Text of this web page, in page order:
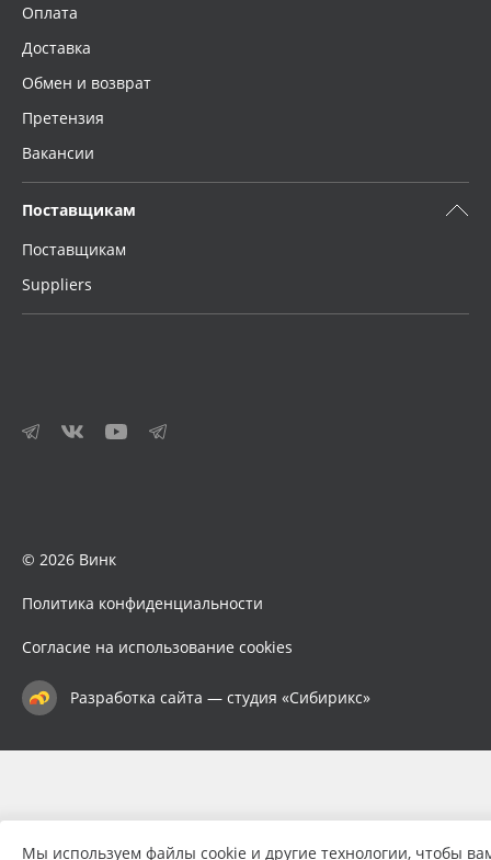
Оплата
Доставка
Обмен и возврат
Претензия
Вакансии
Поставщикам
Поставщикам
Suppliers
© 2026 Винк
Политика конфиденциальности
Согласие на использование cookies
Разработка сайта — студия «Сибирикс»
Мы используем файлы cookie и другие технологии, чтобы